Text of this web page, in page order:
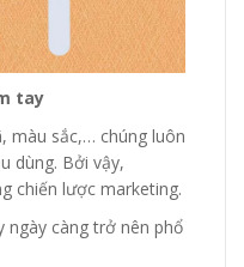
tay
màu sắc,… chúng luôn
dùng. Bởi vậy,
chiến lược marketing.
ngày càng trở nên phổ